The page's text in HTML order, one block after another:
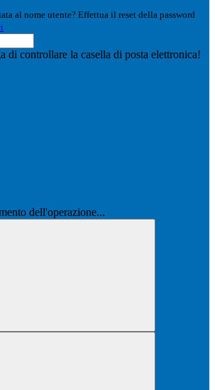
al nome utente? Effettua il reset della password
di controllare la casella di posta elettronica!
dell'operazione...